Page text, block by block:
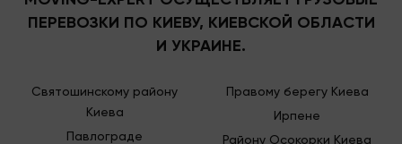
ПЕРЕВОЗКИ ПО КИЕВУ, КИЕВСКОЙ ОБЛАСТИ
И УКРАИНЕ.
Святошинскому району
Киева
Павлограде
Правому берегу Киева
Ирпене
Району Осокорки Киева